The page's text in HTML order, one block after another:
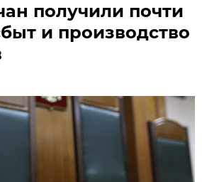
получили почти
и производство